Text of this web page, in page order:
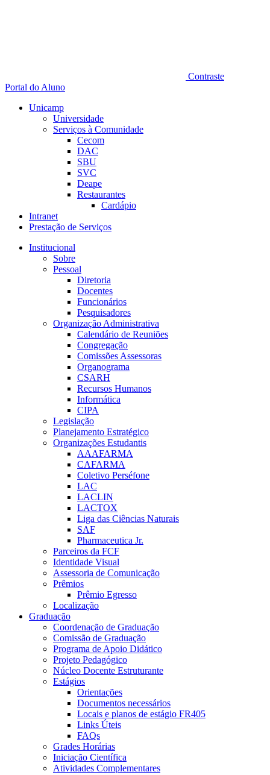
Contraste
Portal do Aluno
Unicamp
Universidade
Serviços à Comunidade
Cecom
DAC
SBU
SVC
Deape
Restaurantes
Cardápio
Intranet
Prestação de Serviços
Institucional
Sobre
Pessoal
Diretoria
Docentes
Funcionários
Pesquisadores
Organização Administrativa
Calendário de Reuniões
Congregação
Comissões Assessoras
Organograma
CSARH
Recursos Humanos
Informática
CIPA
Legislação
Planejamento Estratégico
Organizações Estudantis
AAAFARMA
CAFARMA
Coletivo Perséfone
LAC
LACLIN
LACTOX
Liga das Ciências Naturais
SAF
Pharmaceutica Jr.
Parceiros da FCF
Identidade Visual
Assessoria de Comunicação
Prêmios
Prêmio Egresso
Localização
Graduação
Coordenação de Graduação
Comissão de Graduação
Programa de Apoio Didático
Projeto Pedagógico
Núcleo Docente Estruturante
Estágios
Orientações
Documentos necessários
Locais e planos de estágio FR405
Links Úteis
FAQs
Grades Horárias
Iniciação Científica
Atividades Complementares